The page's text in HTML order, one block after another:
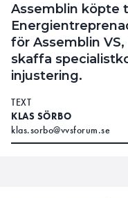
Assemblin köpte
för Assemblin
skaffa
injustering.
TEXT
KLAS SÖRBO
klas.sorbo@vvsforum.se